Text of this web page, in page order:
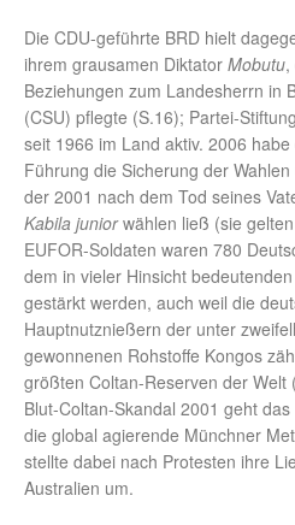
Die CDU-geführte BRD hielt
ihrem grausamen Diktator Mobutu,
Beziehungen zum Landesherrn in
(CSU) pflegte (S.16); Partei-
seit 1966 im Land aktiv. 2006
Führung die Sicherung der
der 2001 nach dem Tod seines
Kabila juniorwählen ließ (sie
EUFOR-Soldaten waren 780
dem in vieler Hinsicht
gestärkt werden, auch weil die
Hauptnutznießern der unter
gewonnenen Rohstoffe Kongos
größten Coltan-Reserven der Welt
Blut-Coltan-Skandal 2001 geht
die global agierende Münchner
stellte dabei nach Protesten ihre
Australien um.